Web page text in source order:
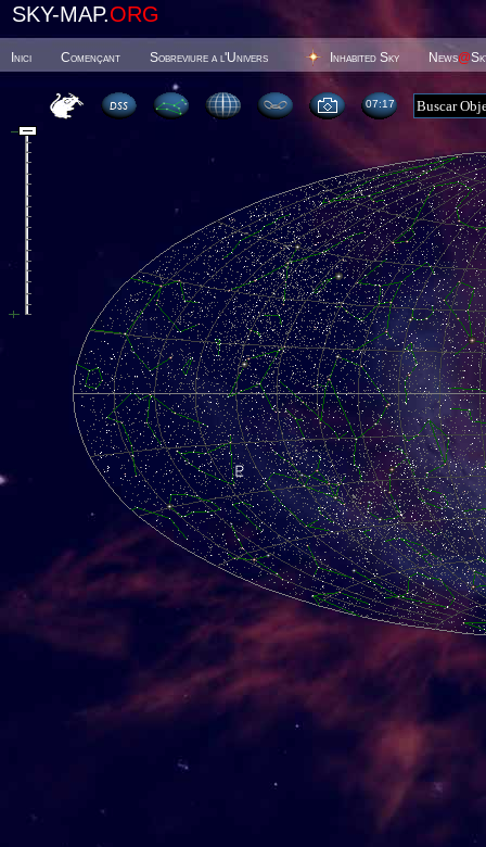
SKY-MAP.ORG
Inici Començant Sobreviure a l'Univers Inhabited Sky News@
07 17